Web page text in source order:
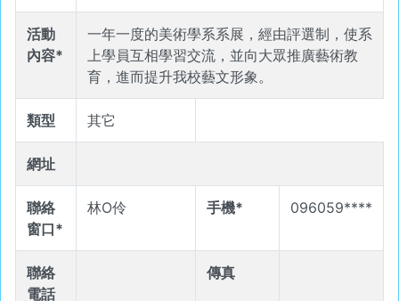
活動
內容*
一年一度的美術學系系展，經由評選制，使系
上學員互相學習交流，並向大眾推廣藝術教
育，進而提升我校藝文形象。
類型 其它
網址
聯絡
窗口*
林O伶 手機* 096059****
聯絡
電話
傳真